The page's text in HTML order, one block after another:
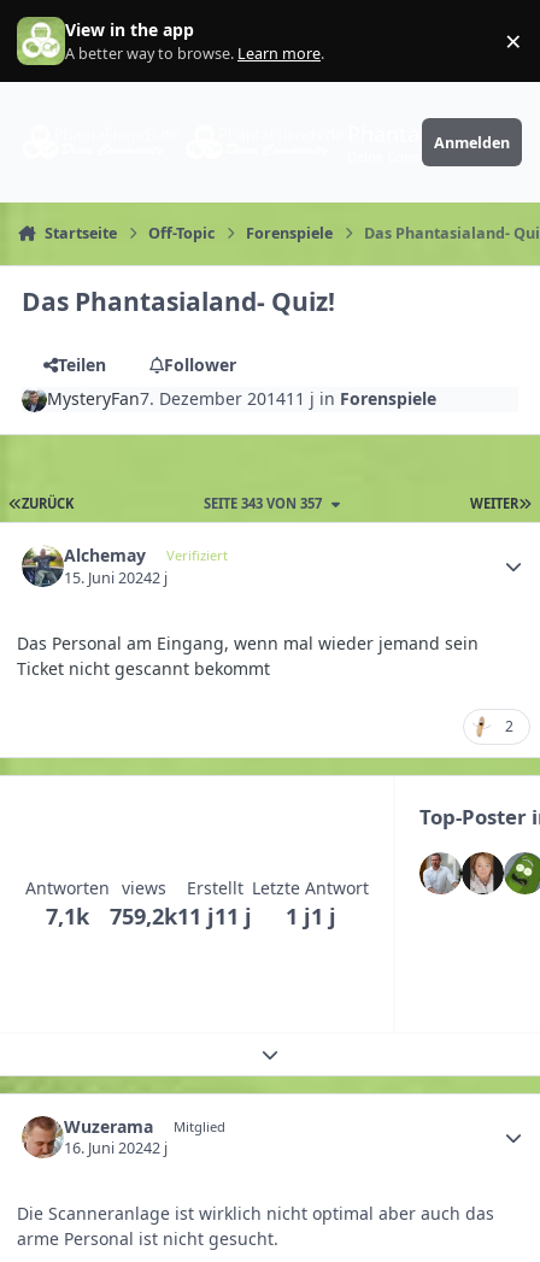
Zum Inhalt springen
View in the app
A better way to browse. Learn more. ×
PhantaFriends.de
Anmelden
Startseite Off-Topic Forenspiele Das Phantasialand-
Das Phantasialand- Quiz!
Teilen
Follower
MysteryFan7. Dezember 201411 j in Forenspiele
ZURÜCK WEITER
SEITE 343 VON 357
Alchemay Verifiziert
15. Juni 20242 j
Das Personal am Eingang, wenn mal wieder jemand sein
Ticket nicht gescannt bekommt
2
Antworten
7,1k
views
759,2k
Erstellt
11 j11 j
Letzte Antwort
1 j1 j
Top-Poster
Themenübersicht erweitern
Wuzerama Mitglied
16. Juni 20242 j
Die Scanneranlage ist wirklich nicht optimal aber auch das
arme Personal ist nicht gesucht.